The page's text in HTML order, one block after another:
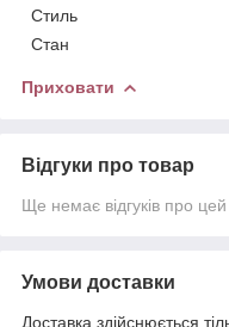
Стиль
Стан
Приховати
Відгуки про товар
Ще немає відгуків про
Умови доставки
Доставка здійснюється